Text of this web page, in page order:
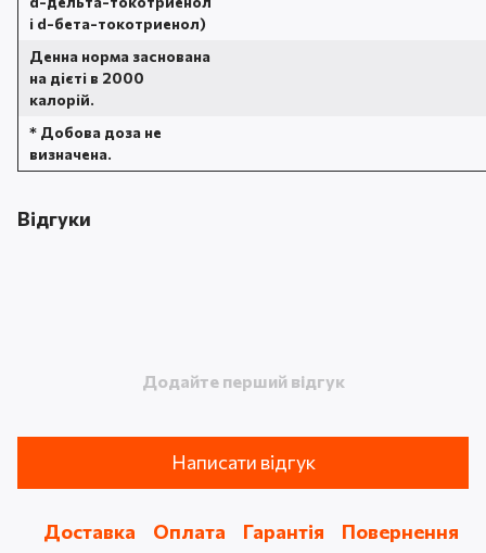
і d-бета-токотриенол)
Денна норма заснована
на дієті в 2000
калорій.
* Добова доза не
визначена.
Відгуки
Додайте перший відгук
Написати відгук
Доставка Оплата Гарантія Повернення